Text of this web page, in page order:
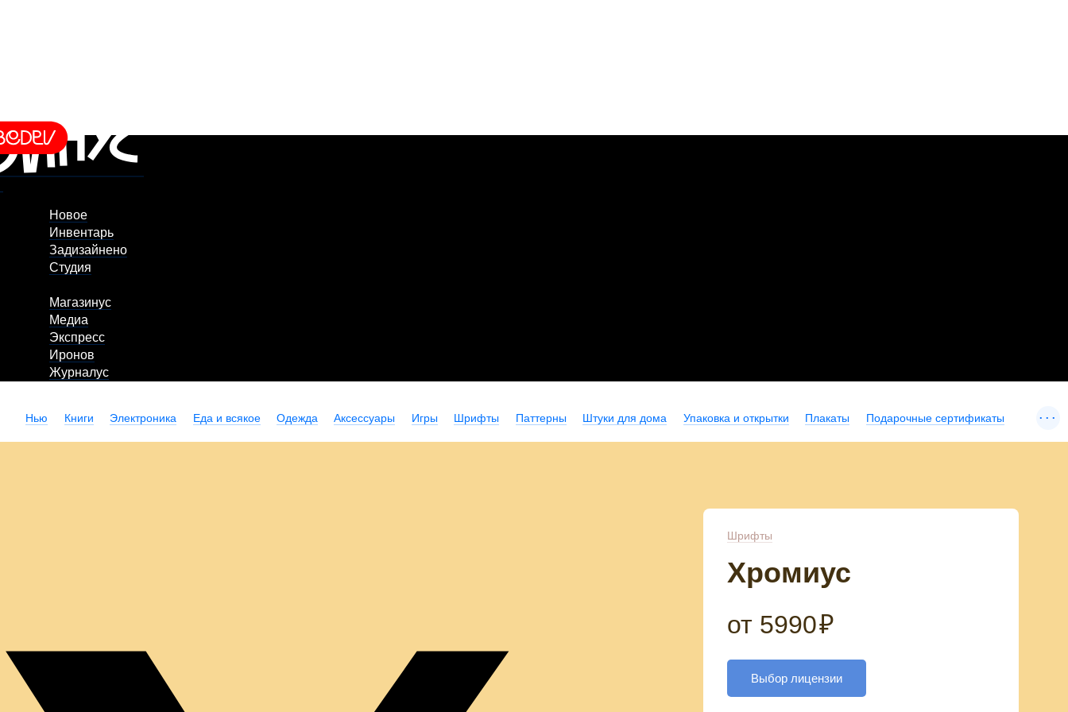
Новое
Инвентарь
Задизайнено
Студия
Магазинус
Медиа
Экспресс
Иронов
Журналус
Нью Книги Электроника Еда и всякое Одежда Аксессуары Игры Шрифты Паттерны Штуки для дома Упаковка и открытки Плакаты Подарочные сертификаты ...
Шрифты
Хромиус
от 5990₽
Выбор лицензии